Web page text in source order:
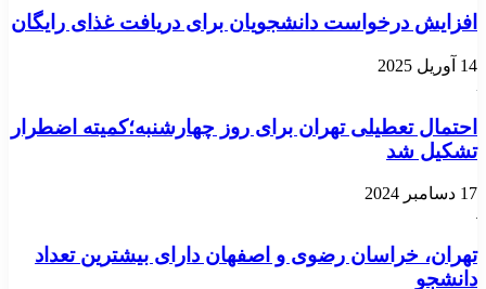
افزایش درخواست دانشجویان برای دریافت غذای رایگان
14 آوریل 2025
احتمال تعطیلی تهران برای روز چهارشنبه؛کمیته اضطرار
تشکیل شد
17 دسامبر 2024
تهران، خراسان رضوی و اصفهان دارای بیشترین تعداد
دانشجو